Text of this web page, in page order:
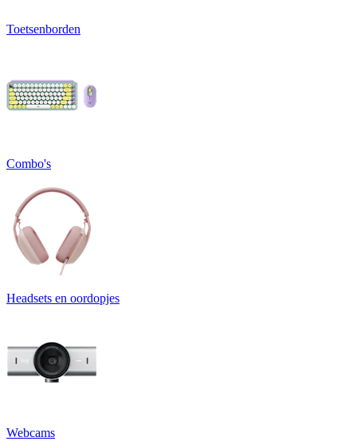
Toetsenborden
Combo's
Headsets en oordopjes
Webcams